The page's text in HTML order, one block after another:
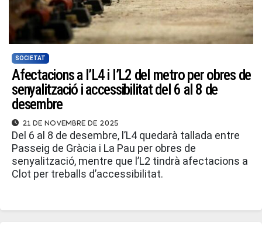
SOCIETAT
Afectacions a l’L4 i l’L2 del metro per obres de
senyalització i accessibilitat del 6 al 8 de
desembre
21 de novembre de 2025
Del 6 al 8 de desembre, l’L4 quedarà tallada entre
Passeig de Gràcia i La Pau per obres de
senyalització, mentre que l’L2 tindrà afectacions a
Clot per treballs d’accessibilitat.